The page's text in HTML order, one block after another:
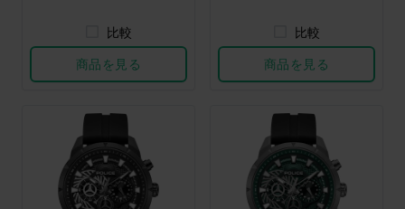
比較
商品を見る
比較
商品を見る